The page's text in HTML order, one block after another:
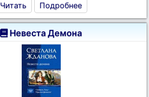
Читать Подробнее
Невеста Демона